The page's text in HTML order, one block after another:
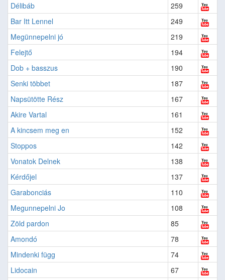
Délibáb
259
Bar Itt Lennel
249
Megünnepelni jó
219
Felejtő
194
Dob + basszus
190
Senki többet
187
Napsütötte Rész
167
Akire Vartal
161
A kincsem meg en
152
Stoppos
142
Vonatok Delnek
138
Kérdőjel
137
Garabonciás
110
Megunnepelni Jo
108
Zöld pardon
85
Amondó
78
Mindenki függ
74
Lidocain
67